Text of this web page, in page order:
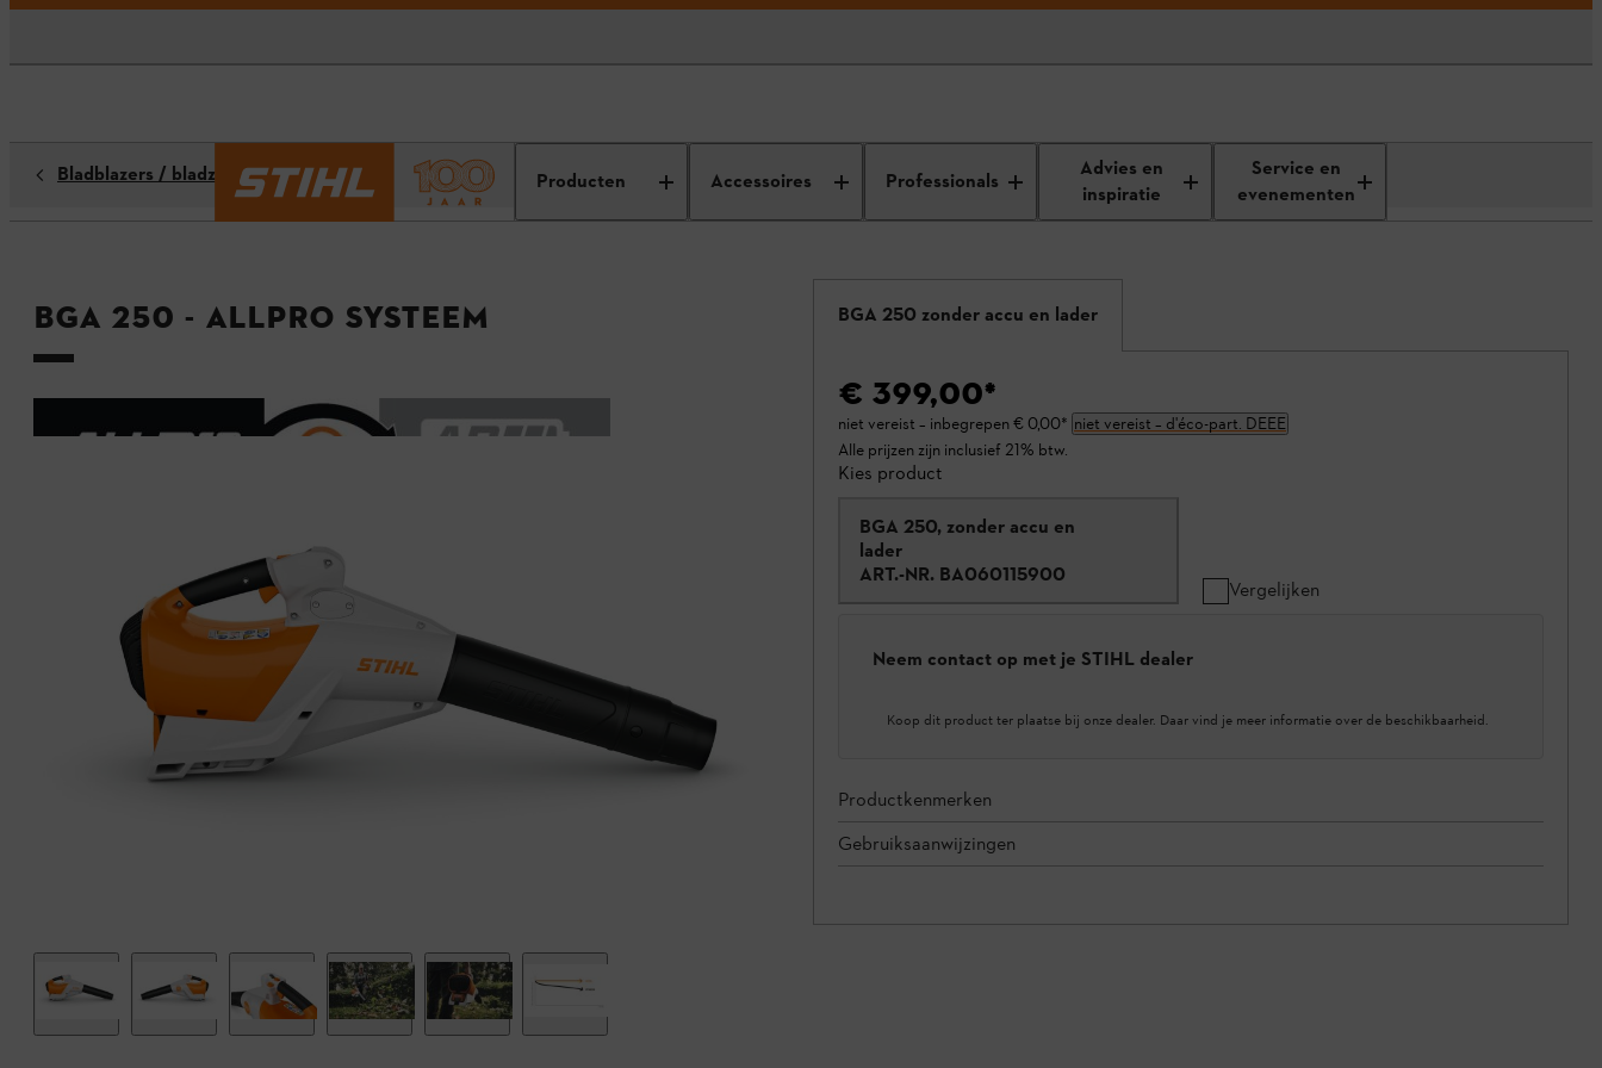
Producten Accessoires Professionals
Advies en
inspiratie
Service en
evenementen
Bladblazers / bladzuigers
BGA 250 - ALLPRO systeem BGA 250 zonder accu en lader
€ 399,00*
niet vereist – inbegrepen€ 0,00* niet vereist – d'éco-part. DEEE
Alle prijzen zijn inclusief 21% btw.
Kies product
BGA 250, zonder accu en
lader
ART.-NR. BA060115900
Vergelijken
Neem contact op met je STIHL dealer
Koop dit product ter plaatse bij onze dealer. Daar vind je meer informatie over de beschikbaarheid.
Productkenmerken
Gebruiksaanwijzingen